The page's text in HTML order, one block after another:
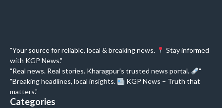
"Your source for reliable, local & breaking news.
Stay informed
with KGP News."
"Real news. Real stories. Kharagpur’s trusted news portal.
"
"Breaking headlines, local insights.
KGP News – Truth that
matters."
Categories